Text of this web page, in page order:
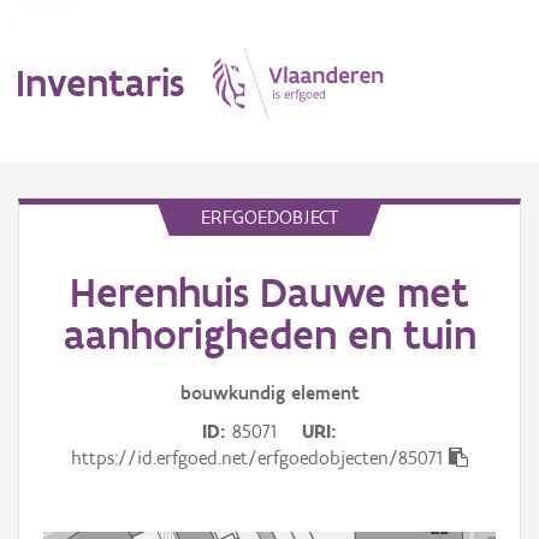
Inventaris
Erfgoedobject
Aanduidingsobject
ERFGOEDOBJECT
Herenhuis Dauwe met
aanhorigheden en tuin
bouwkundig element
ID 85071
URI
https://id.erfgoed.net/erfgoedobjecten/85071